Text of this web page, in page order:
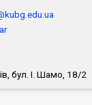
бул. І. Шамо, 18/2